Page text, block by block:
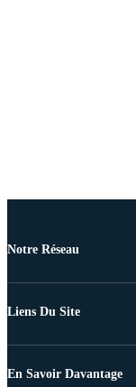
Notre Réseau
Liens Du Site
En Savoir Davantage